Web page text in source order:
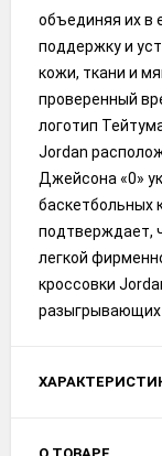
объединяя их в
поддержку и
кожи, ткани и
проверенный
логотип
Jordan
Джейсона «0»
баскетбольных
подтверждает,
легкой
кроссовки
разыгрывающих